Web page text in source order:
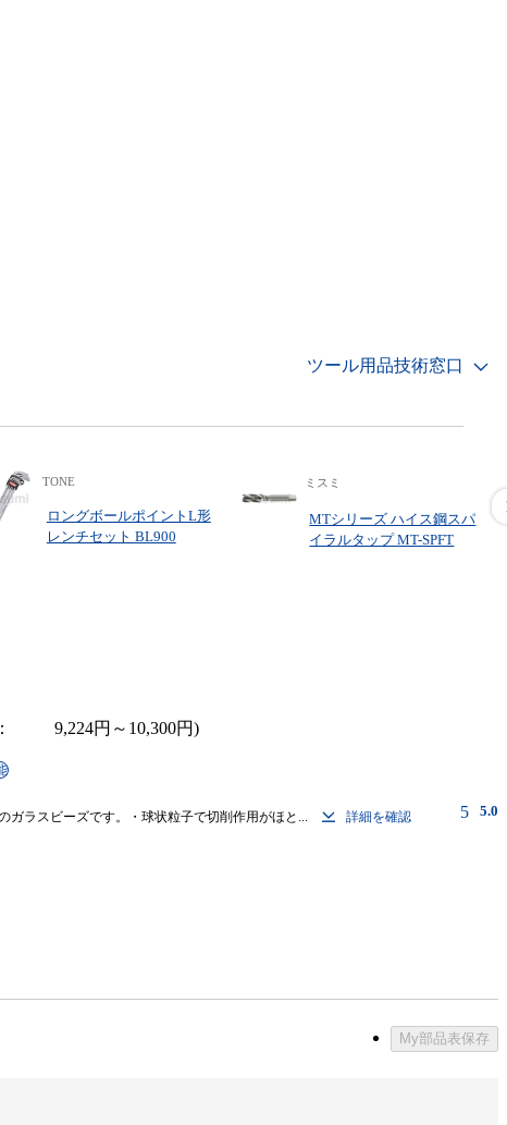
ツール用品技術窓口
TONE
ロングボールポイントL形
レンチセット BL900
ミスミ
MTシリーズ ハイス鋼スパ
イラルタップ MT-SPFT
9,224円 ～ 10,300円
ガラスビーズです。・球状粒子で切削作用がほと... 詳細を確認 5 5.0
My部品表保存